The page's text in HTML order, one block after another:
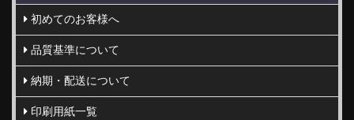
初めてのお客様へ
品質基準について
納期・配送について
印刷用紙一覧